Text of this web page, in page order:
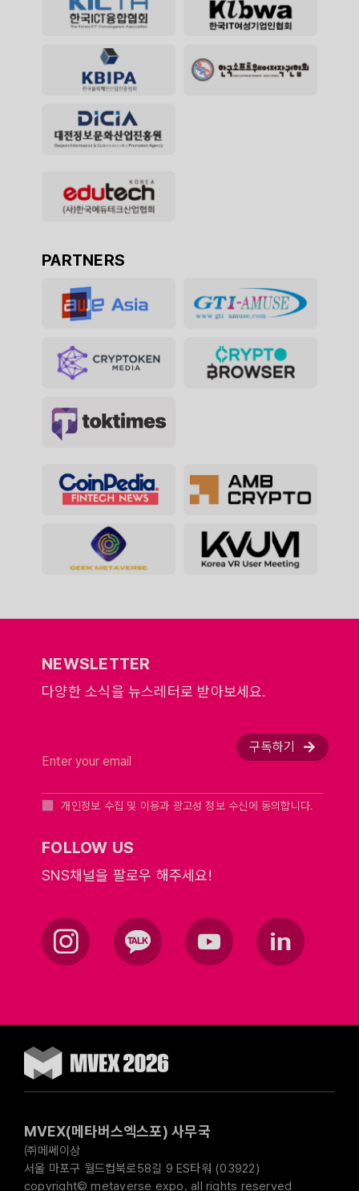
PARTNERS
NEWSLETTER
다양한 소식을 뉴스레터로 받아보세요.
구독하기
개인정보 수집 및 이용과 광고성 정보 수신에 동의합니다.
FOLLOW US
SNS채널을 팔로우 해주세요!
MVEX(메타버스엑스포) 사무국
㈜메쎄이상
서울 마포구 월드컵북로58길 9 ES타워 (03922)
copyright© metaverse expo. all rights reserved